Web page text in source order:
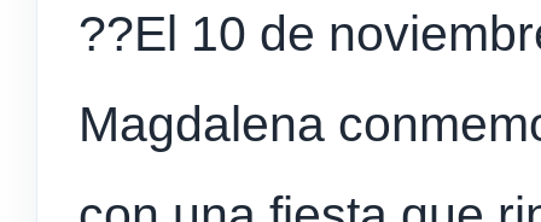
??El 10 de
Magdalena